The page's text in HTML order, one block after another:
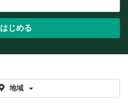
はじめる
地域